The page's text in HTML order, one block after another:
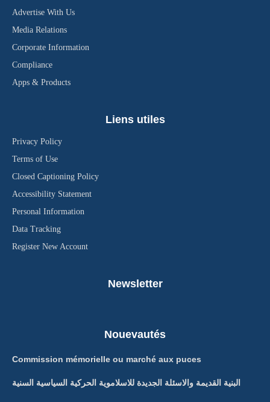
Advertise With Us
Media Relations
Corporate Information
Compliance
Apps & Products
Liens utiles
Privacy Policy
Terms of Use
Closed Captioning Policy
Accessibility Statement
Personal Information
Data Tracking
Register New Account
Newsletter
Nouevautés
Commission mémorielle ou marché aux puces
البنية القديمة والاسئلة الجديدة للاسلاموية الحركية السياسية السنية